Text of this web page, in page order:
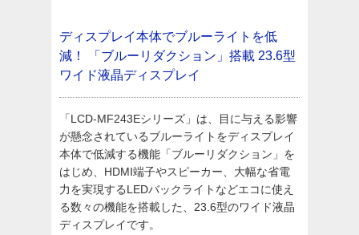
ディスプレイ本体でブルーライトを低
減！
「ブルーリダクション」搭載 23.6型
ワイド液晶ディスプレイ
「LCD-MF243Eシリーズ」は、目に与える影響
が懸念されているブルーライトをディスプレイ
本体で低減する機能「ブルーリダクション」を
はじめ、HDMI端子やスピーカー、大幅な省電
力を実現するLEDバックライトなどエコに使え
る数々の機能を搭載した、23.6型のワイド液晶
ディスプレイです。